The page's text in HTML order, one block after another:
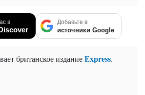
в Добавьте в
источники Google
британское изданиеExpress.